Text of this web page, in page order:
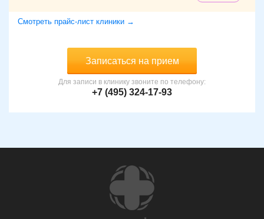
Смотреть прайс-лист клиники →
Записаться на прием
Для записи в клинику звоните по телефону:
+7 (495) 324-17-93